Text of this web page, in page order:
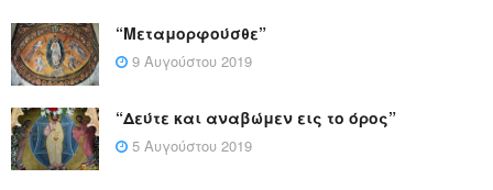
“Μεταμορφούσθε”
9 Αυγούστου 2019
“Δεύτε και αναβώμεν εις το όρος”
5 Αυγούστου 2019